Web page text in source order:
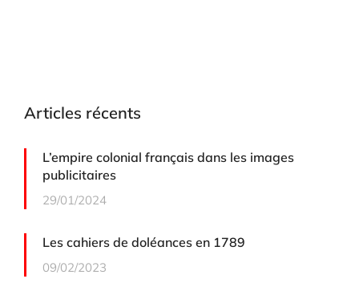
Articles récents
L’empire colonial français dans les images
publicitaires
29/01/2024
Les cahiers de doléances en 1789
09/02/2023